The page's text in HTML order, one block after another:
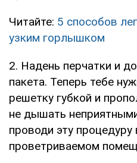
Читайте: 5 способов
узким горлышком
2. Надень перчатки и
пакета. Теперь тебе
решетку губкой и
не дышать
проводи эту
проветриваемом